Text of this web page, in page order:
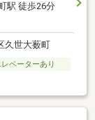
駅 徒歩26分
久世大薮町
レベーターあり